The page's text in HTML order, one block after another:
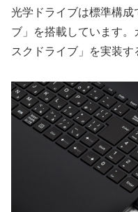
光学ドライブは標準構
ブ」を搭載しています
スクドライブ」を実装す